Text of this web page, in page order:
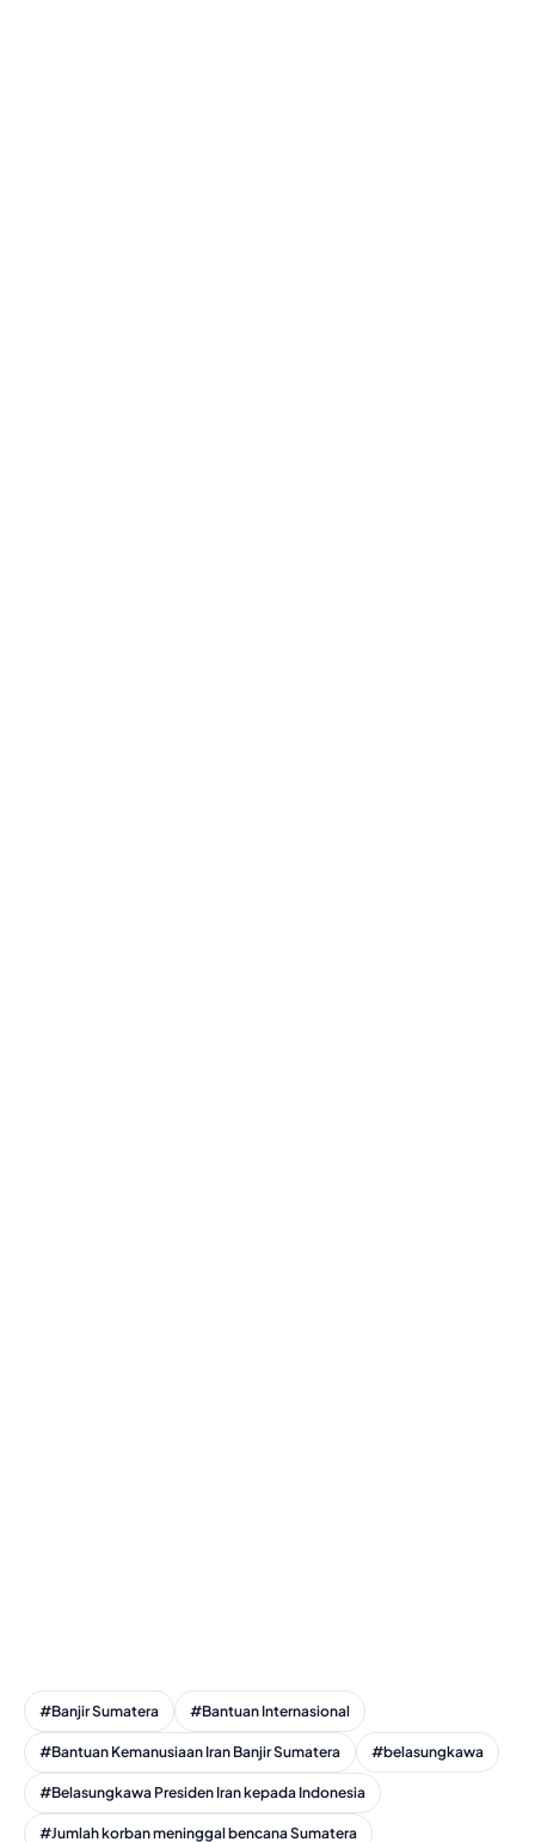
#Banjir Sumatera #Bantuan Internasional
#Bantuan Kemanusiaan Iran Banjir Sumatera #belasungkawa
#Belasungkawa Presiden Iran kepada Indonesia
#Jumlah korban meninggal bencana Sumatera